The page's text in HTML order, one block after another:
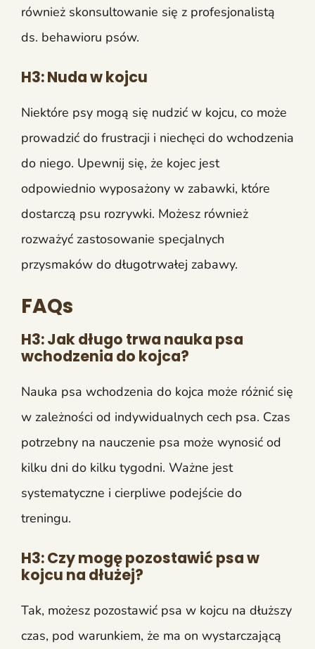
również skonsultowanie się z profesjonalistą
ds. behawioru psów.
H3: Nuda w kojcu
Niektóre psy mogą się nudzić w kojcu, co może
prowadzić do frustracji i niechęci do wchodzenia
do niego. Upewnij się, że kojec jest
odpowiednio wyposażony w zabawki, które
dostarczą psu rozrywki. Możesz również
rozważyć zastosowanie specjalnych
przysmaków do długotrwałej zabawy.
FAQs
H3: Jak długo trwa nauka psa
wchodzenia do kojca?
Nauka psa wchodzenia do kojca może różnić się
w zależności od indywidualnych cech psa. Czas
potrzebny na nauczenie psa może wynosić od
kilku dni do kilku tygodni. Ważne jest
systematyczne i cierpliwe podejście do
treningu.
H3: Czy mogę pozostawić psa w
kojcu na dłużej?
Tak, możesz pozostawić psa w kojcu na dłuższy
czas, pod warunkiem, że ma on wystarczającą